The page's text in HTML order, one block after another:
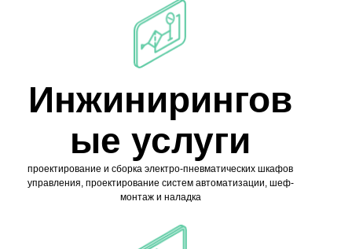
Инжинирингов
ые услуги
проектирование и сборка электро-пневматических шкафов
управления, проектирование систем автоматизации, шеф-
монтаж и наладка